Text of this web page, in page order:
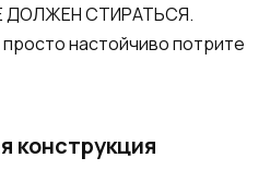
ДОЛЖЕН СТИРАТЬСЯ.
настойчиво потрите
конструкция